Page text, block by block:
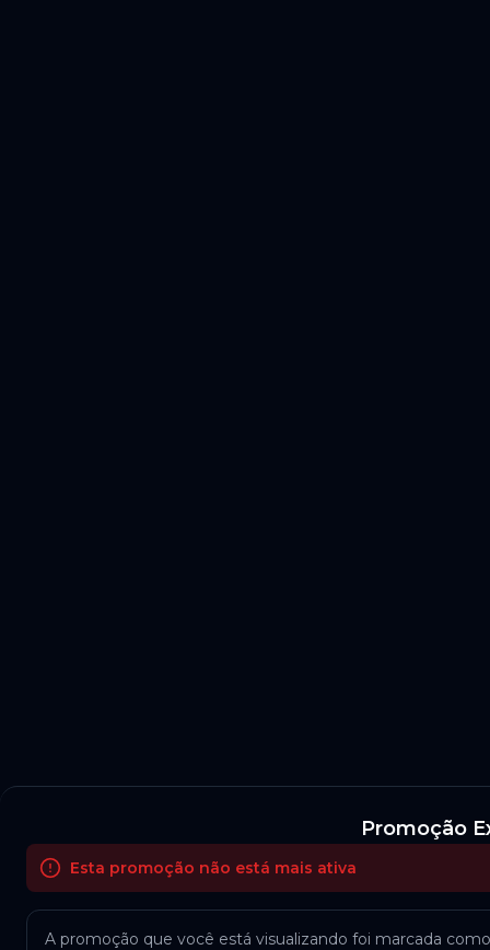
Promoção
Esta promoção não está mais ativa
A promoção que você está visualizando foi marcada